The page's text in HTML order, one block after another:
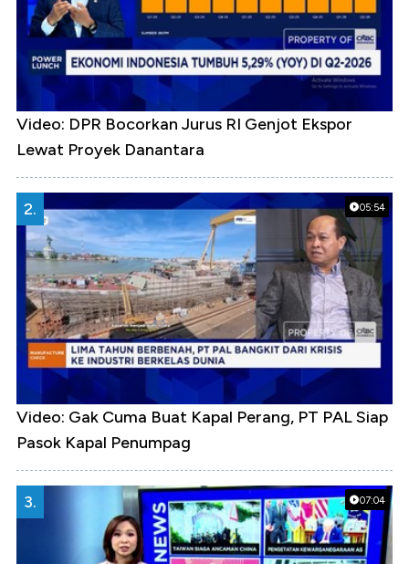
Video: DPR Bocorkan Jurus RI Genjot Ekspor
Lewat Proyek Danantara
05:54
2.
Video: Gak Cuma Buat Kapal Perang, PT PAL Siap
Pasok Kapal Penumpag
07:04
3.